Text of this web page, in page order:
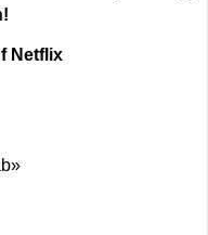
Netflix